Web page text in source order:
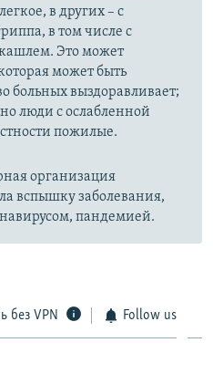
в других – с
в том числе с
Это может
может быть
больных выздоравливает;
люди с ослабленной
пожилые.
организация
вспышку заболевания,
пандемией.
без VPN Follow us